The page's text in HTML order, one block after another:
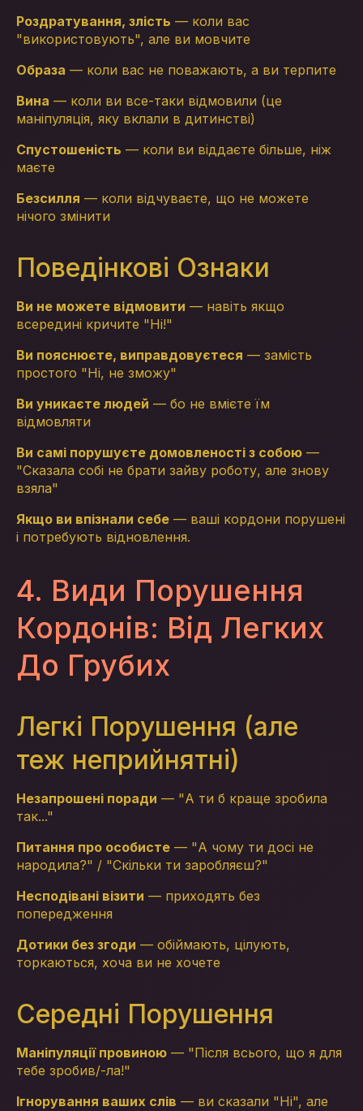
Роздратування, злість — коли вас
"використовують", але ви мовчите
Образа — коли вас не поважають, а ви терпите
Вина — коли ви все-таки відмовили (це
маніпуляція, яку вклали в дитинстві)
Спустошеність — коли ви віддаєте більше, ніж
маєте
Безсилля — коли відчуваєте, що не можете
нічого змінити
Поведінкові Ознаки
Ви не можете відмовити — навіть якщо
всередині кричите "Ні!"
Ви пояснюєте, виправдовуєтеся — замість
простого "Ні, не зможу"
Ви уникаєте людей — бо не вмієте їм
відмовляти
Ви самі порушуєте домовленості з собою —
"Сказала собі не брати зайву роботу, але знову
взяла"
Якщо ви впізнали себе — ваші кордони порушені
і потребують відновлення.
4. Види Порушення
Кордонів: Від Легких
До Грубих
Легкі Порушення (але
теж неприйнятні)
Незапрошені поради — "А ти б краще зробила
так..."
Питання про особисте — "А чому ти досі не
народила?" / "Скільки ти заробляєш?"
Несподівані візити — приходять без
попередження
Дотики без згоди — обіймають, цілують,
торкаються, хоча ви не хочете
Середні Порушення
Маніпуляції провиною — "Після всього, що я для
тебе зробив/-ла!"
Ігнорування ваших слів — ви сказали "Ні", але